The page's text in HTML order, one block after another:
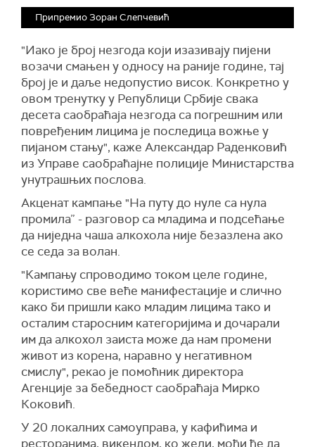
Припремио Зоран Слепчевић
"Иако је број незгода који изазивају пијени
возачи смањен у односу на раније године, тај
број је и даље недопустио висок. Конкретно у
овом тренутку у Републици Србије свака
десета саобраћаја незгода са погрешним или
повређеним лицима је последица вожње у
пијаном стању", каже Александар Раденковић
из Управе саобраћајне полиције Министарства
унутрашњих послова.
Акценат кампање "На путу до нуле са нула
промила” - разговор са младима и подсећање
да ниједна чаша алкохола није безазлена ако
се седа за волан.
"Кампању спроводимо током целе године,
користимо све веће манифестације и слично
како би пришли како младим лицима тако и
осталим старосним категоријима и дочарали
им да алкохол заиста може да нам промени
живот из корена, наравно у негативном
смислу", рекао је помоћник директора
Агенције за бебедност саобраћаја Мирко
Коковић.
У 20 локалних самоуправа, у кафићима и
ресторанима, викендом, ко жели, моћи ће да